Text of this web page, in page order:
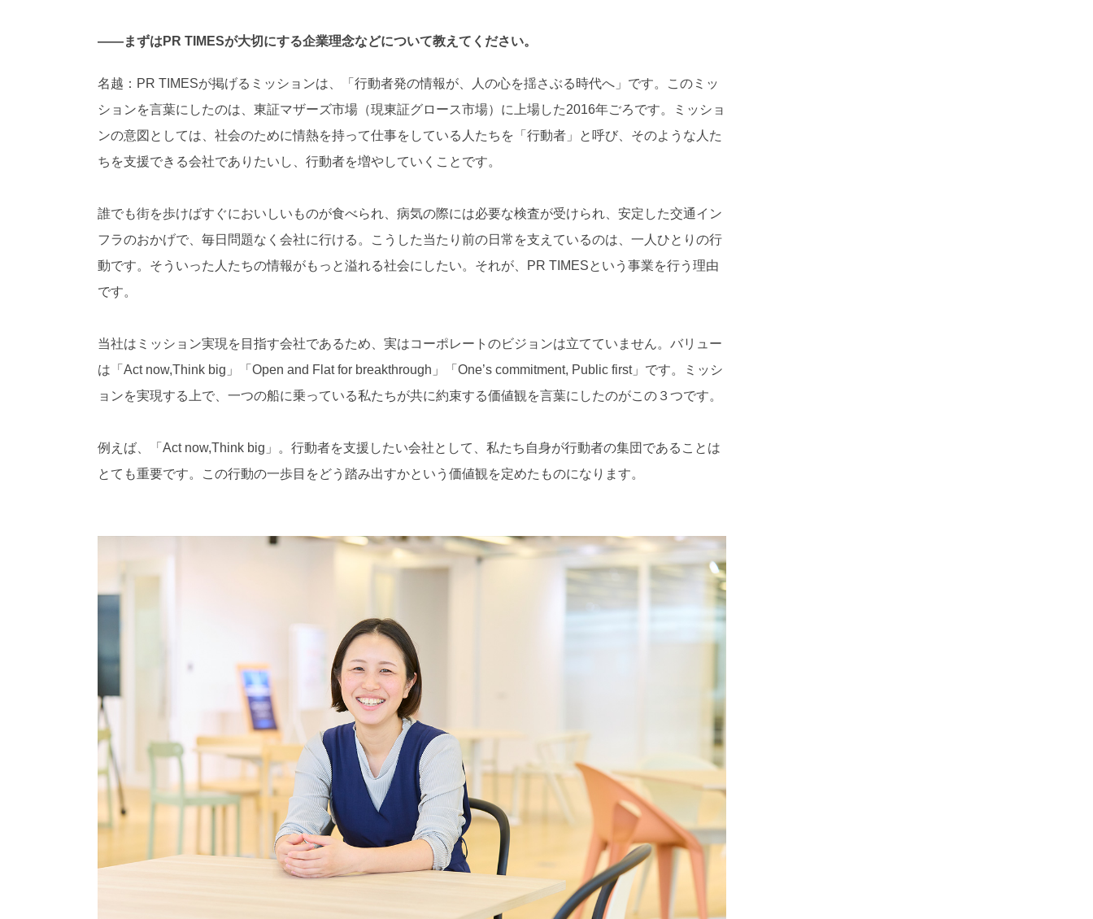
——まずはPR TIMESが大切にする企業理念などについて教えてください。
名越：PR TIMESが掲げるミッションは、「行動者発の情報が、人の心を揺さぶる時代へ」です。このミッ
ションを言葉にしたのは、東証マザーズ市場（現東証グロース市場）に上場した2016年ごろです。ミッショ
ンの意図としては、社会のために情熱を持って仕事をしている人たちを「行動者」と呼び、そのような人た
ちを支援できる会社でありたいし、行動者を増やしていくことです。
誰でも街を歩けばすぐにおいしいものが食べられ、病気の際には必要な検査が受けられ、安定した交通イン
フラのおかげで、毎日問題なく会社に行ける。こうした当たり前の日常を支えているのは、一人ひとりの行
動です。そういった人たちの情報がもっと溢れる社会にしたい。それが、PR TIMESという事業を行う理由
です。
当社はミッション実現を目指す会社であるため、実はコーポレートのビジョンは立てていません。バリュー
は「Act now,Think big」「Open and Flat for breakthrough」「One’s commitment, Public first」です。ミッシ
ョンを実現する上で、一つの船に乗っている私たちが共に約束する価値観を言葉にしたのがこの３つです。
例えば、「Act now,Think big」。行動者を支援したい会社として、私たち自身が行動者の集団であることは
とても重要です。この行動の一歩目をどう踏み出すかという価値観を定めたものになります。